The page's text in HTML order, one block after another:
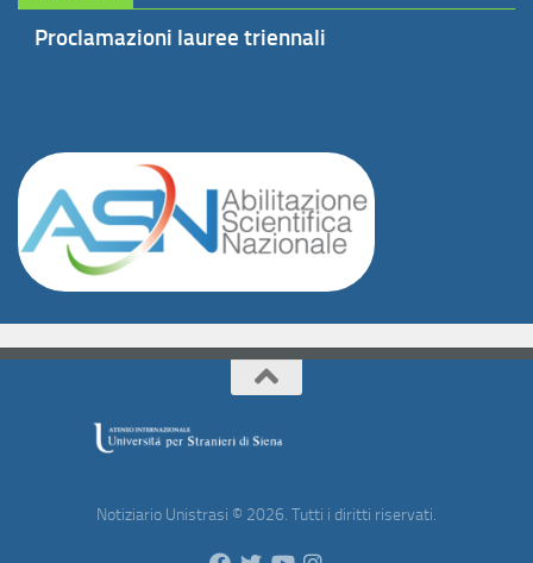
Proclamazioni lauree triennali
Notiziario Unistrasi © 2026. Tutti i diritti riservati.